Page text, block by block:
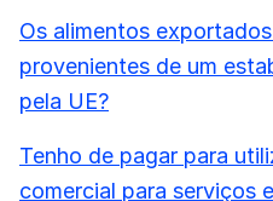
Os alimentos
provenientes de um
pela UE?
Tenho de pagar para
comercial para serviços